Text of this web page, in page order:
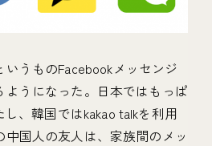
うものFacebookメッセンジ
ようになった。日本ではもっぱ
し、韓国ではkakao talkを利用
中国人の友人は、家族間のメッ